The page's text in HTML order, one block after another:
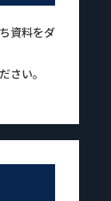
資料をダ
さい。